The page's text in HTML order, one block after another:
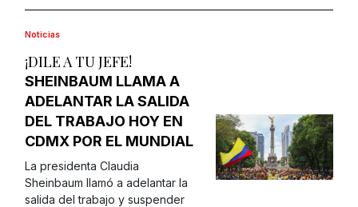
Noticias
¡DILE A TU JEFE!
SHEINBAUM LLAMA A
ADELANTAR LA SALIDA
DEL TRABAJO HOY EN
CDMX POR EL MUNDIAL
La presidenta Claudia
Sheinbaum llamó a adelantar la
salida del trabajo y suspender